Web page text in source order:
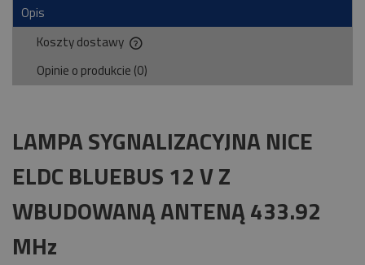
Opis
Koszty dostawy
Cena nie zawiera ewentualnych kosztów płatności
Opinie o produkcie (0)
LAMPA SYGNALIZACYJNA NICE
ELDC BLUEBUS 12 V Z
WBUDOWANĄ ANTENĄ 433.92
MHz